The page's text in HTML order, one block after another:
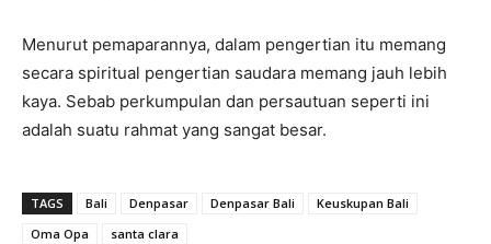
Menurut pemaparannya, dalam pengertian itu memang
secara spiritual pengertian saudara memang jauh lebih
kaya. Sebab perkumpulan dan persautuan seperti ini
adalah suatu rahmat yang sangat besar.
TAGS Bali Denpasar Denpasar Bali
Keuskupan Bali
Oma Opa
santa clara